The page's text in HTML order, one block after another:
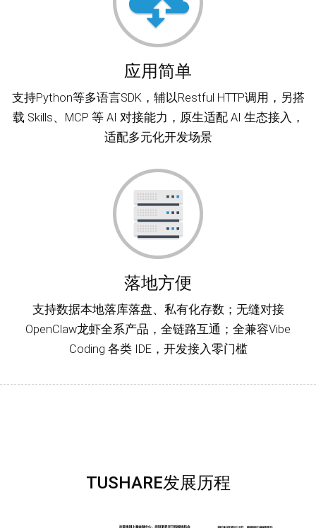
应用简单
支持Python等多语言SDK，辅以Restful HTTP调用，另搭
载 Skills、MCP 等 AI 对接能力，原生适配 AI 生态接入，
适配多元化开发场景
落地方便
支持数据本地落库落盘、私有化存数；无缝对接
OpenClaw龙虾全系产品，全链路互通；全兼容Vibe
Coding 各类 IDE，开发接入零门槛
TUSHARE发展历程